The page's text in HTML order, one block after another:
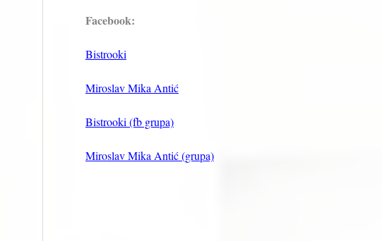
Facebook:
Bistrooki
Miroslav Mika Antić
Bistrooki (fb grupa)
Miroslav Mika Antić (grupa)